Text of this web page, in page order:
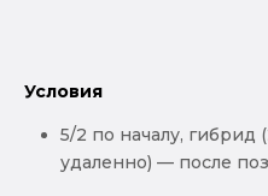
Условия
5/2 по началу, гибрид
удаленно) — после